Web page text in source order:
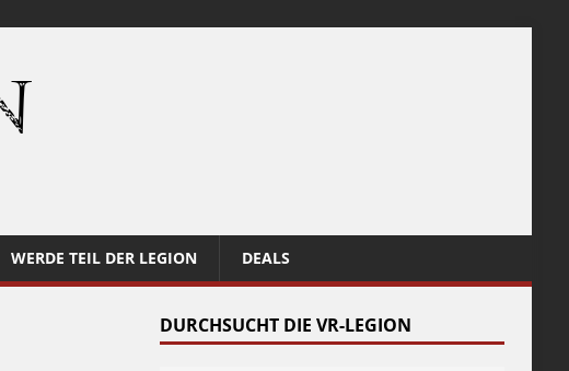
WERDE TEIL DER LEGION DEALS
DURCHSUCHT DIE VR-LEGION